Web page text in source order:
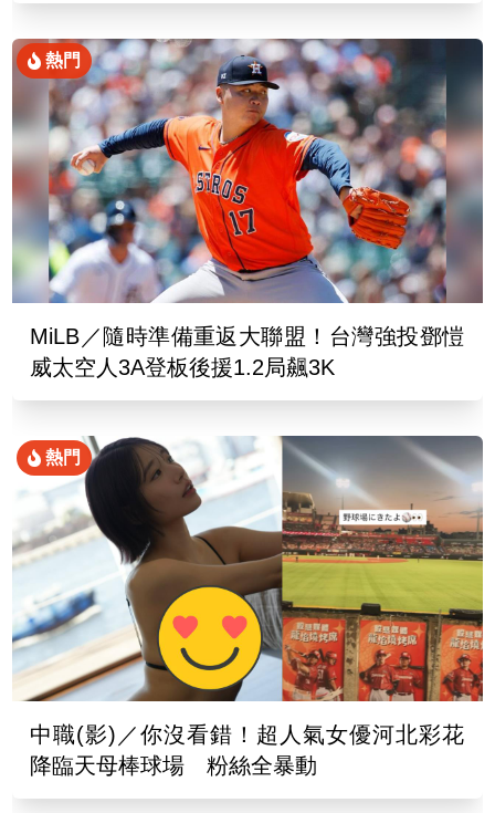
熱門
MiLB／隨時準備重返大聯盟！台灣強投鄧愷
威太空人3A登板後援1.2局飆3K
熱門
中職(影)／你沒看錯！超人氣女優河北彩花
降臨天母棒球場 粉絲全暴動